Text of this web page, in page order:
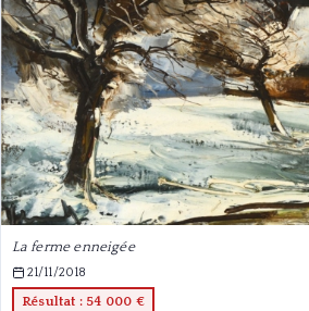
La ferme enneigée
21/11/2018
Résultat : 54 000 €